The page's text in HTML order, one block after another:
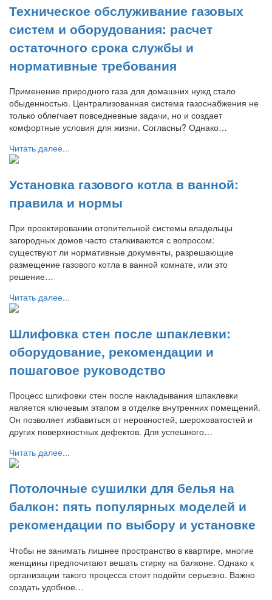
Техническое обслуживание газовых
систем и оборудования: расчет
остаточного срока службы и
нормативные требования
Применение природного газа для домашних нужд стало
обыденностью. Централизованная система газоснабжения не
только облегчает повседневные задачи, но и создает
комфортные условия для жизни. Согласны? Однако…
Читать далее...
Установка газового котла в ванной:
правила и нормы
При проектировании отопительной системы владельцы
загородных домов часто сталкиваются с вопросом:
существуют ли нормативные документы, разрешающие
размещение газового котла в ванной комнате, или это
решение…
Читать далее...
Шлифовка стен после шпаклевки:
оборудование, рекомендации и
пошаговое руководство
Процесс шлифовки стен после накладывания шпаклевки
является ключевым этапом в отделке внутренних помещений.
Он позволяет избавиться от неровностей, шероховатостей и
других поверхностных дефектов. Для успешного…
Читать далее...
Потолочные сушилки для белья на
балкон: пять популярных моделей и
рекомендации по выбору и установке
Чтобы не занимать лишнее пространство в квартире, многие
женщины предпочитают вешать стирку на балконе. Однако к
организации такого процесса стоит подойти серьезно. Важно
создать удобное…